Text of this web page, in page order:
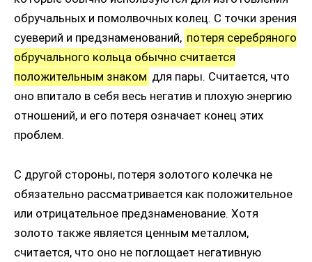
обручальных и помолвочных колец. С точки зрения
суеверий и предзнаменований, потеря серебряного
обручального кольца обычно считается
положительным знаком для пары. Считается, что
оно впитало в себя весь негатив и плохую энергию
отношений, и его потеря означает конец этих
проблем.
С другой стороны, потеря золотого колечка не
обязательно рассматривается как положительное
или отрицательное предзнаменование. Хотя
золото также является ценным металлом,
считается, что оно не поглощает негативную